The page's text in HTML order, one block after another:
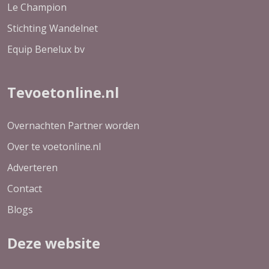
Le Champion
Stichting Wandelnet
Equip Benelux bv
Tevoetonline.nl
Overnachten Partner worden
Over te voetonline.nl
Adverteren
Contact
Blogs
Deze website